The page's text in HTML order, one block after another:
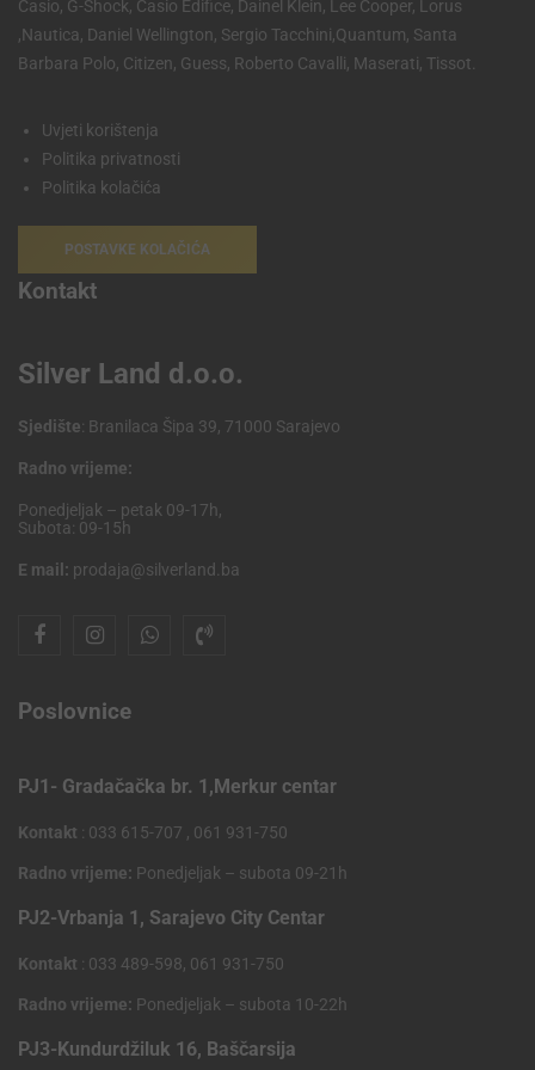
Casio, G-Shock, Casio Edifice, Dainel Klein, Lee Cooper, Lorus
,Nautica, Daniel Wellington, Sergio Tacchini,Quantum, Santa
Barbara Polo, Citizen, Guess, Roberto Cavalli, Maserati, Tissot.
Uvjeti korištenja
Politika privatnosti
Politika kolačića
POSTAVKE KOLAČIĆA
Kontakt
Silver Land d.o.o.
Sjedište: Branilaca Šipa 39, 71000 Sarajevo
Radno vrijeme:
Ponedjeljak – petak 09-17h,
Subota: 09-15h
E mail: prodaja@silverland.ba
Poslovnice
PJ1- Gradačačka br. 1,Merkur centar
Kontakt : 033 615-707 , 061 931-750
Radno vrijeme: Ponedjeljak – subota 09-21h
PJ2-Vrbanja 1, Sarajevo City Centar
Kontakt : 033 489-598, 061 931-750
Radno vrijeme: Ponedjeljak – subota 10-22h
PJ3-Kundurdžiluk 16, Baščarsija